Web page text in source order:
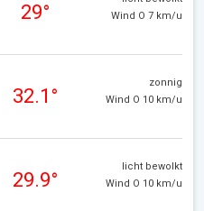
29°
Wind O 7 km/u
32.1°
zonnig
Wind O 10 km/u
29.9°
licht bewolkt
Wind O 10 km/u